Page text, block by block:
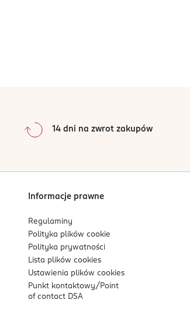
14 dni na zwrot zakupów
Informacje prawne
Regulaminy
Polityka plikówcookie
Polityka prywatności
Lista plikówcookies
Ustawienia plikówcookies
Punkt kontaktowy/ Point
of contact DSA